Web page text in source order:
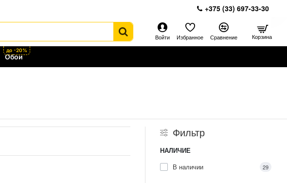
+375 (33) 697-33-30
Войти Избранное Сравнение Корзина
Обои
до -20%
Фильтр
НАЛИЧИЕ
В наличии
29